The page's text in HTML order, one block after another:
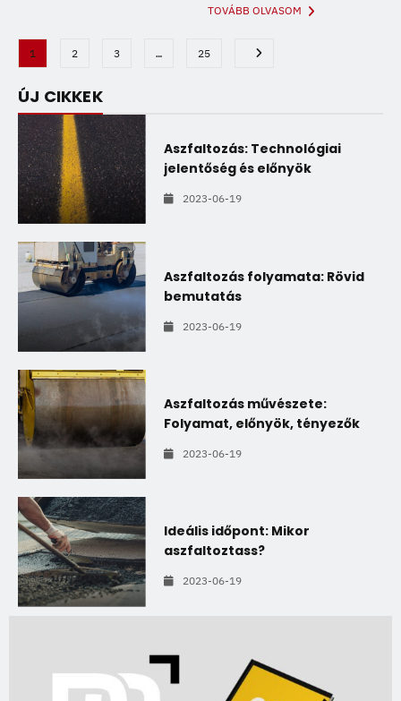
TOVÁBB OLVASOM
1 2 3 … 25
ÚJ CIKKEK
Aszfaltozás: Technológiai
jelentőség és előnyök
2023-06-19
Aszfaltozás folyamata: Rövid
bemutatás
2023-06-19
Aszfaltozás művészete:
Folyamat, előnyök, tényezők
2023-06-19
Ideális időpont: Mikor
aszfaltoztass?
2023-06-19